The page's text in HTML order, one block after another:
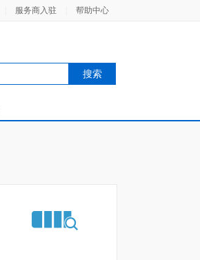
服务商入驻 帮助中心